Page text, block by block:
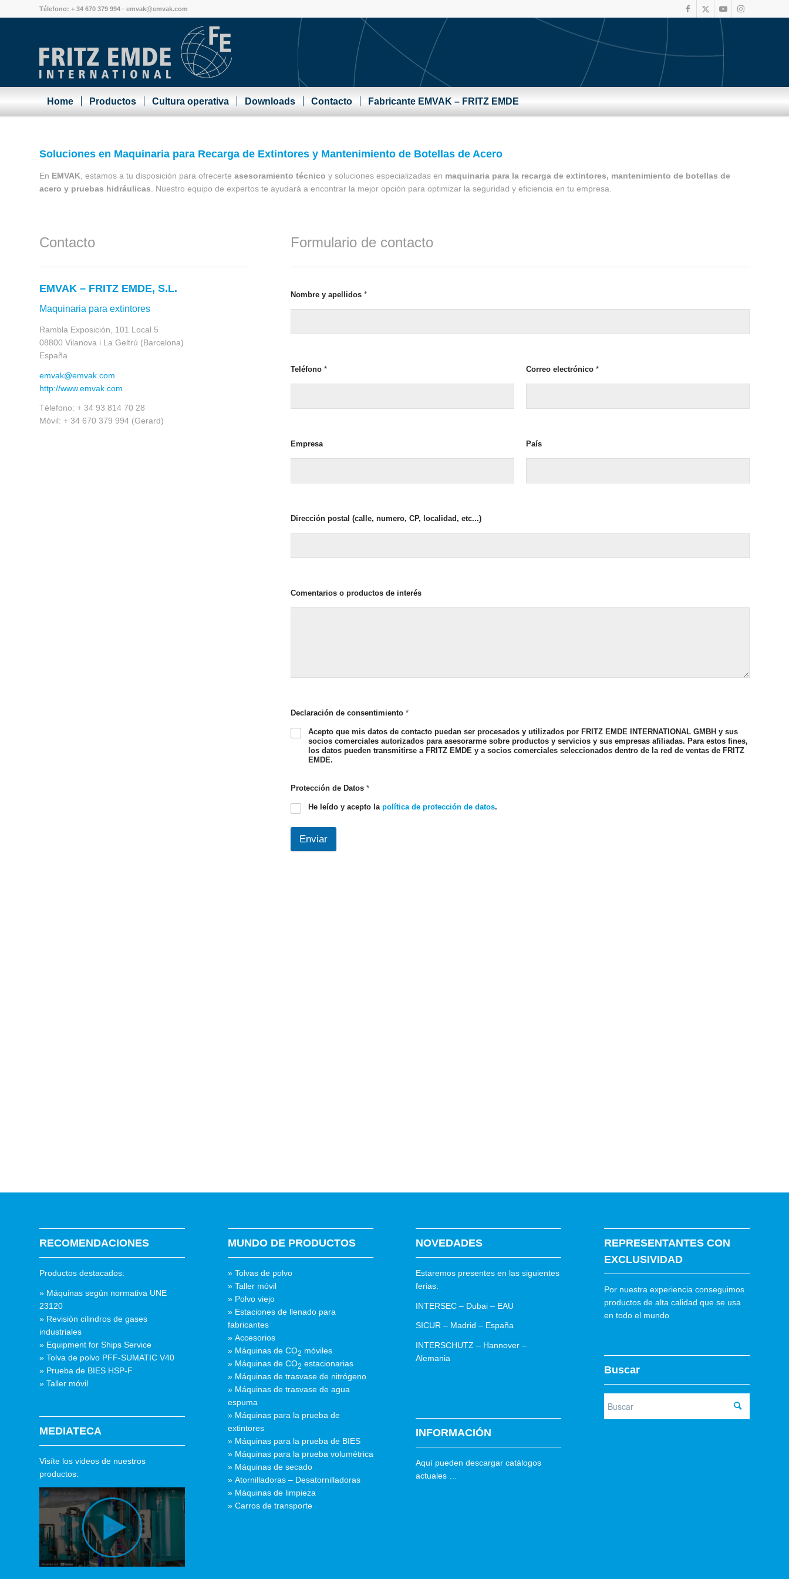
Télefono: + 34 670 379 994 · emvak@emvak.com
Home Productos Cultura operativa Downloads Contacto Fabricante EMVAK – FRITZ EMDE
Soluciones en Maquinaria para Recarga de Extintores y Mantenimiento de Botellas de Acero
En EMVAK , estamos a tu disposición para ofrecerte asesoramiento técnico y soluciones especializadas en maquinaria para la recarga de extintores, mantenimiento de botellas de
acero y pruebas hidráulicas . Nuestro equipo de expertos te ayudará a encontrar la mejor opción para optimizar la seguridad y eficiencia en tu empresa.
Contacto
EMVAK – FRITZ EMDE, S.L.
Maquinaria para extintores
Rambla Exposición, 101 Local 5
08800 Vilanova i La Geltrú (Barcelona)
España
emvak@emvak.com
http://www.emvak.com
Télefono: + 34 93 814 70 28
Móvil: + 34 670 379 994 (Gerard)
Formulario de contacto
Nombre y apellidos *
Teléfono * Correo electrónico *
Empresa País
Dirección postal (calle, numero, CP, localidad, etc...)
Comentarios o productos de interés
Declaración de consentimiento *
Acepto que mis datos de contacto puedan ser procesados y utilizados por FRITZ EMDE INTERNATIONAL GMBH y sus
socios comerciales autorizados para asesorarme sobre productos y servicios y sus empresas afiliadas. Para estos fines,
los datos pueden transmitirse a FRITZ EMDE y a socios comerciales seleccionados dentro de la red de ventas de FRITZ
EMDE.
Protección de Datos *
He leído y acepto la política de protección de datos.
Enviar
RECOMENDACIONES
Productos destacados:
» Máquinas según normativa UNE
23120
» Revisión cilindros de gases
industriales
» Equipment for Ships Service
» Tolva de polvo PFF-SUMATIC V40
» Prueba de BIES HSP-F
» Taller móvil
MEDIATECA
Visíte los videos de nuestros
productos:
MUNDO DE PRODUCTOS
» Tolvas de polvo
» Taller móvil
» Polvo viejo
» Estaciones de llenado para
fabricantes
» Accesorios
» Máquinas de CO2 móviles
» Máquinas de CO2 estacionarias
» Máquinas de trasvase de nitrógeno
» Máquinas de trasvase de agua
espuma
» Máquinas para la prueba de
extintores
» Máquinas para la prueba de BIES
» Máquinas para la prueba volumétrica
» Máquinas de secado
» Atornilladoras – Desatornilladoras
» Máquinas de limpieza
» Carros de transporte
NOVEDADES
Estaremos presentes en las siguientes
ferias:
INTERSEC – Dubai – EAU
SICUR – Madrid – España
INTERSCHUTZ – Hannover –
Alemania
INFORMACIÓN
Aquí pueden descargar catálogos
actuales …
REPRESENTANTES CON
EXCLUSIVIDAD
Por nuestra experiencia conseguimos
productos de alta calidad que se usa
en todo el mundo
Buscar